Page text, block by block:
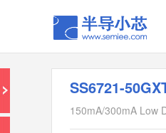
SS6721-
150mA/300mA Low